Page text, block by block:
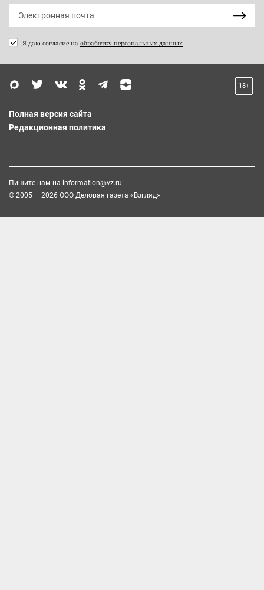
Я даю согласие на обработку персональных данных
18+
Полная версия сайта
Редакционная политика
Пишите нам на information@vz.ru
© 2005 — 2026 ООО Деловая газета «Взгляд»